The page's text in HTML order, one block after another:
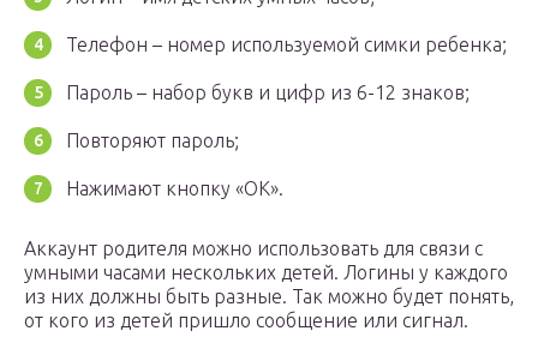
Телефон – номер используемой симки ребенка;
Пароль – набор букв и цифр из 6-12 знаков;
Повторяют пароль;
Нажимают кнопку «ОК».
Аккаунт родителя можно использовать для связи с
умными часами нескольких детей. Логины у каждого
из них должны быть разные. Так можно будет понять,
от кого из детей пришло сообщение или сигнал.